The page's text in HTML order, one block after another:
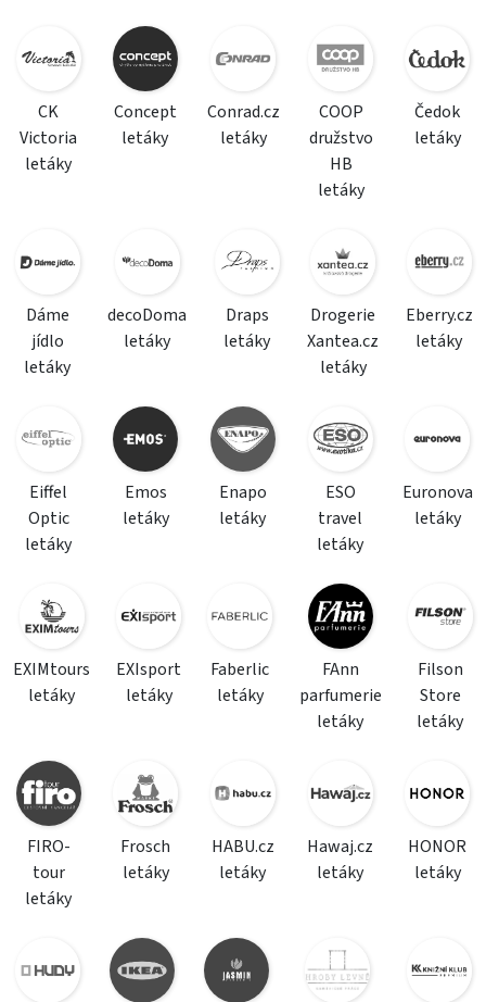
CK
Victoria
letáky
Concept
letáky
Conrad.cz
letáky
COOP
družstvo
HB
letáky
Čedok
letáky
Dáme
jídlo
letáky
decoDoma
letáky
Draps
letáky
Drogerie
Xantea.cz
letáky
Eberry.cz
letáky
Eiffel
Optic
letáky
Emos
letáky
Enapo
letáky
ESO
travel
letáky
Euronova
letáky
EXIMtours
letáky
EXIsport
letáky
Faberlic
letáky
FAnn
parfumerie
letáky
Filson
Store
letáky
FIRO-
tour
letáky
Frosch
letáky
HABU.cz
letáky
Hawaj.cz
letáky
HONOR
letáky